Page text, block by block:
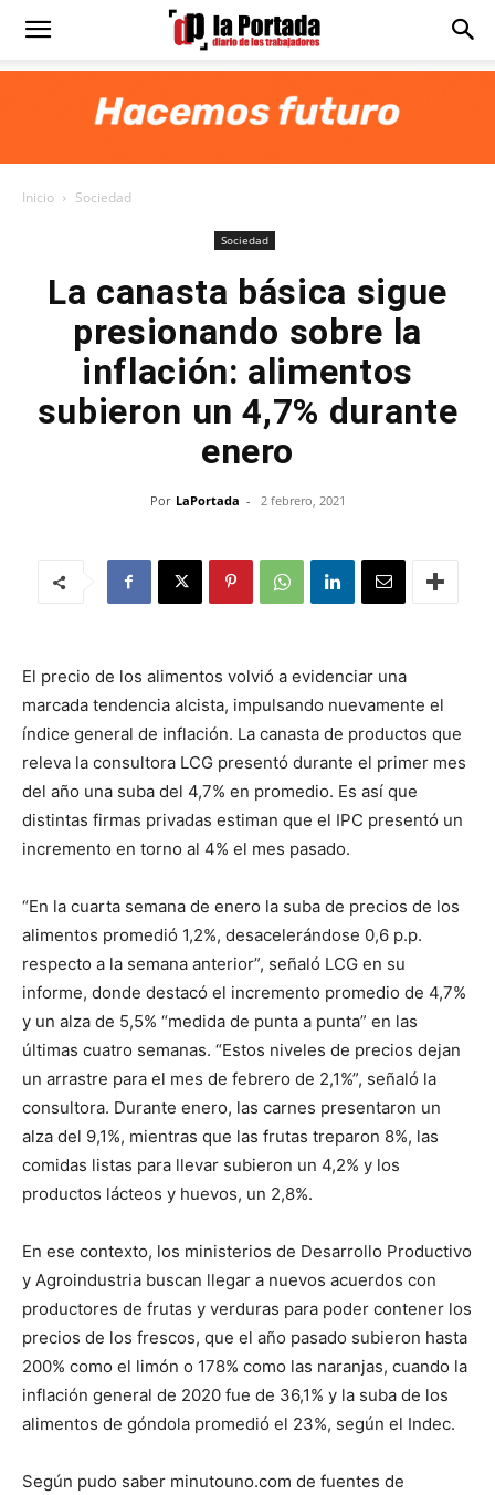
Diario
Inicio Sociedad
Sociedad
La canasta básica sigue
presionando sobre la
inflación: alimentos
subieron un 4,7% durante
enero
Por LaPortada - 2 febrero, 2021
El precio de los alimentos volvió a evidenciar una
marcada tendencia alcista, impulsando nuevamente el
índice general de inflación. La canasta de productos que
releva la consultora LCG presentó durante el primer mes
del año una suba del 4,7% en promedio. Es así que
distintas firmas privadas estiman que el IPC presentó un
incremento en torno al 4% el mes pasado.
“En la cuarta semana de enero la suba de precios de los
alimentos promedió 1,2%, desacelerándose 0,6 p.p.
respecto a la semana anterior”, señaló LCG en su
informe, donde destacó el incremento promedio de 4,7%
y un alza de 5,5% “medida de punta a punta” en las
últimas cuatro semanas. “Estos niveles de precios dejan
un arrastre para el mes de febrero de 2,1%”, señaló la
consultora. Durante enero, las carnes presentaron un
alza del 9,1%, mientras que las frutas treparon 8%, las
comidas listas para llevar subieron un 4,2% y los
productos lácteos y huevos, un 2,8%.
En ese contexto, los ministerios de Desarrollo Productivo
y Agroindustria buscan llegar a nuevos acuerdos con
productores de frutas y verduras para poder contener los
precios de los frescos, que el año pasado subieron hasta
200% como el limón o 178% como las naranjas, cuando la
inflación general de 2020 fue de 36,1% y la suba de los
alimentos de góndola promedió el 23%, según el Indec.
Según pudo saber minutouno.com de fuentes de